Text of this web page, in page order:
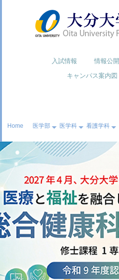
入試情報
情報公開
キャンパス案内図
Home 医学部 医学科 看護学科